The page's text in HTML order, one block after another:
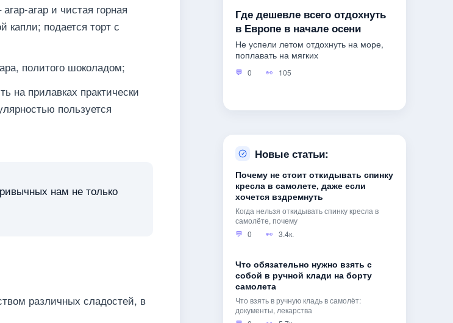
агар и чистая горная
капли; подается торт с
политого шоколадом;
на прилавках практически
пользуется
нам не только
различных сладостей, в
Где дешевле всего отдохнуть
в Европе в начале осени
Не успели летом отдохнуть на море,
поплавать на мягких
0 105
Новые статьи:
Почему не стоит откидывать спинку
кресла в самолете, даже если
хочется вздремнуть
Когда нельзя откидывать спинку кресла в
самолёте, почему
0
3.4к.
Что обязательно нужно взять с
собой в ручной клади на борту
самолета
Что взять в ручную кладь в самолёт:
документы, лекарства